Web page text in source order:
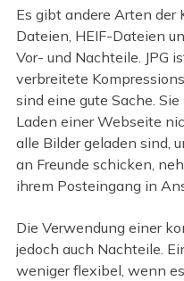
Es gibt andere Arten der
Dateien, HEIF-Dateien
Vor- und Nachteile. JPG
verbreitete
sind eine gute Sache.
Laden einer Webseite
alle Bilder geladen sind,
an Freunde schicken,
ihrem Posteingang in
Die Verwendung einer
jedoch auch Nachteile.
weniger flexibel, wenn